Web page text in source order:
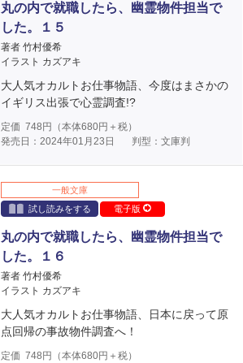
丸の内で就職したら、幽霊物件担当で
した。１５
著者 竹村優希
イラスト カズアキ
大人気オカルトお仕事物語、今度はまさかの
イギリス出張で心霊調査!?
定価 748 円（本体680円＋税）
発売日：2024年01月23日
判型：文庫判
一般文庫
試し読みをする
電子版
丸の内で就職したら、幽霊物件担当で
した。１６
著者 竹村優希
イラスト カズアキ
大人気オカルトお仕事物語、日本に戻って原
点回帰の事故物件調査へ！
定価 748 円（本体680円＋税）